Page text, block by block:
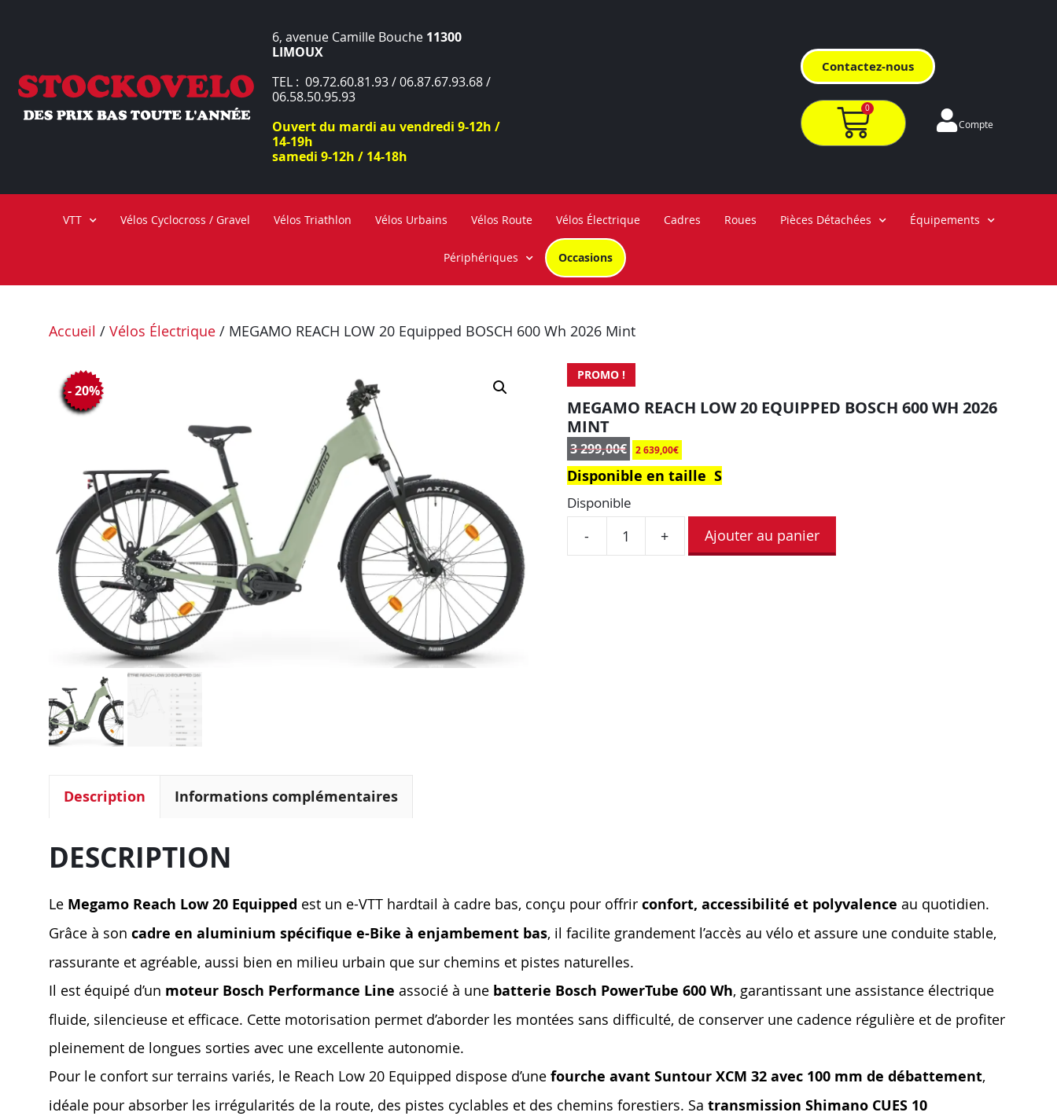
6, avenue Camille Bouche 11300
LIMOUX
TEL : 09.72.60.81.93 / 06.87.67.93.68 /
06.58.50.95.93
Ouvert du mardi au vendredi 9-12h /
14-19h
samedi 9-12h / 14-18h
Contactez-nous
0
Compte
VTT Vélos Cyclocross / Gravel Vélos Triathlon Vélos Urbains Vélos Route Vélos Électrique Cadres Roues Pièces Détachées Équipements
Périphériques Occasions
Accueil / Vélos Électrique / MEGAMO REACH LOW 20 Equipped BOSCH 600 Wh 2026 Mint
PROMO !
MEGAMO REACH LOW 20 EQUIPPED BOSCH 600 WH 2026
MINT
3 299,00€ 2 639,00€
- 20%
Disponible en taille S
Disponible
- + Ajouter au panier
Description Informations complémentaires
DESCRIPTION
Le Megamo Reach Low 20 Equipped est un e-VTT hardtail à cadre bas, conçu pour offrir confort, accessibilité et polyvalence au quotidien.
Grâce à son cadre en aluminium spécifique e-Bike à enjambement bas, il facilite grandement l’accès au vélo et assure une conduite stable,
rassurante et agréable, aussi bien en milieu urbain que sur chemins et pistes naturelles.
Il est équipé d’un moteur Bosch Performance Line associé à une batterie Bosch PowerTube 600 Wh, garantissant une assistance électrique
fluide, silencieuse et efficace. Cette motorisation permet d’aborder les montées sans difficulté, de conserver une cadence régulière et de profiter
pleinement de longues sorties avec une excellente autonomie.
Pour le confort sur terrains variés, le Reach Low 20 Equipped dispose d’une fourche avant Suntour XCM 32 avec 100 mm de débattement,
idéale pour absorber les irrégularités de la route, des pistes cyclables et des chemins forestiers. Sa transmission Shimano CUES 10